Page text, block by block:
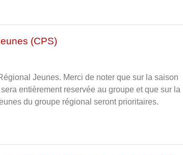
(CPS)
Jeunes. Merci de noter que sur la saison
entièrement reservée au groupe et que sur la
du groupe régional seront prioritaires.